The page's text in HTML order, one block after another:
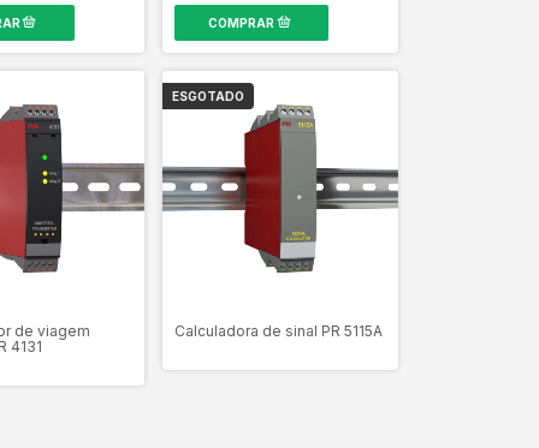
de viagem
4131
ESGOTADO
Calculadora de sinal PR 5115A